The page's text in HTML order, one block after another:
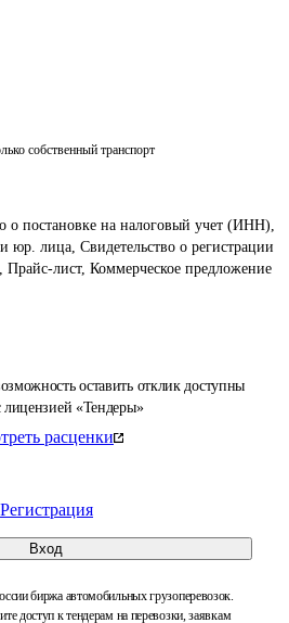
оставить отклик доступны
лицензией «Тендеры»
расценки
Регистрация
Вход
биржа автомобильных грузоперевозок.
доступ к тендерам на перевозки, заявкам
собственный транспорт
о постановке на налоговый учет (ИНН),
юр. лица, Свидетельство о регистрации
лист, Коммерческое предложение